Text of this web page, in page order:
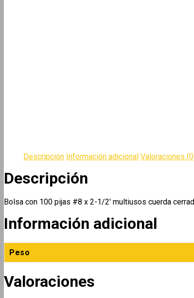
Descripción Información adicional Valoraciones
Descripción
Bolsa con 100 pijas #8 x 2-1/2′ multiusos cuerda
Información adicional
Peso
Valoraciones